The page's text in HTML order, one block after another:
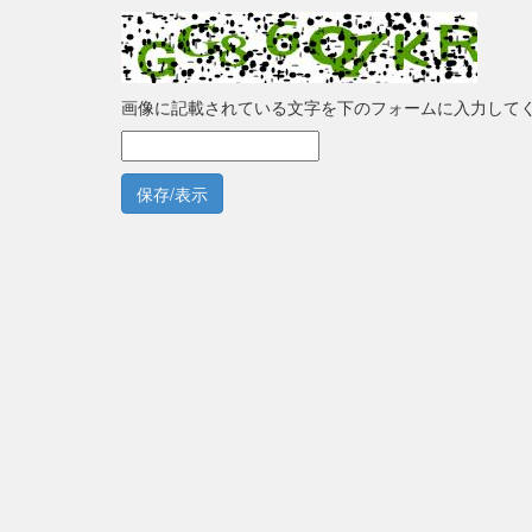
画像に記載されている文字を下のフォームに入力して
保存/表示